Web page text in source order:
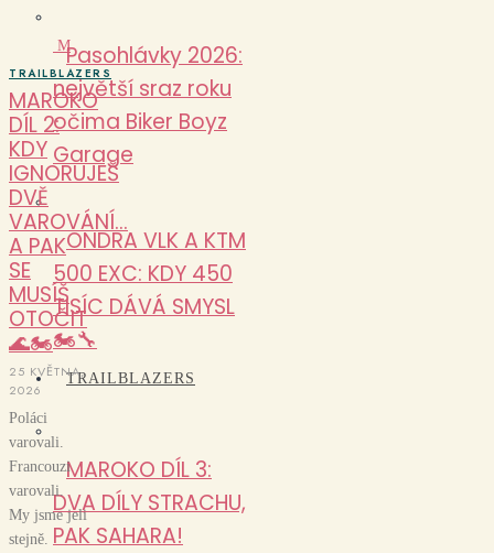
Pasohlávky 2026:
největší sraz roku
očima Biker Boyz
Garage
ONDRA VLK A KTM
500 EXC: KDY 450
TISÍC DÁVÁ SMYSL
🏍️🔧
TRAILBLAZERS
MAROKO DÍL 3:
DVA DÍLY STRACHU,
PAK SAHARA!
M
TRAILBLAZERS
MAROKO
DÍL 2:
KDY
IGNORUJEŠ
DVĚ
VAROVÁNÍ…
A PAK
SE
MUSÍŠ
OTOČIT
🌊🏍️
25 KVĚTNA,
2026
Poláci
varovali.
Francouzi
varovali.
My jsme jeli
stejně.